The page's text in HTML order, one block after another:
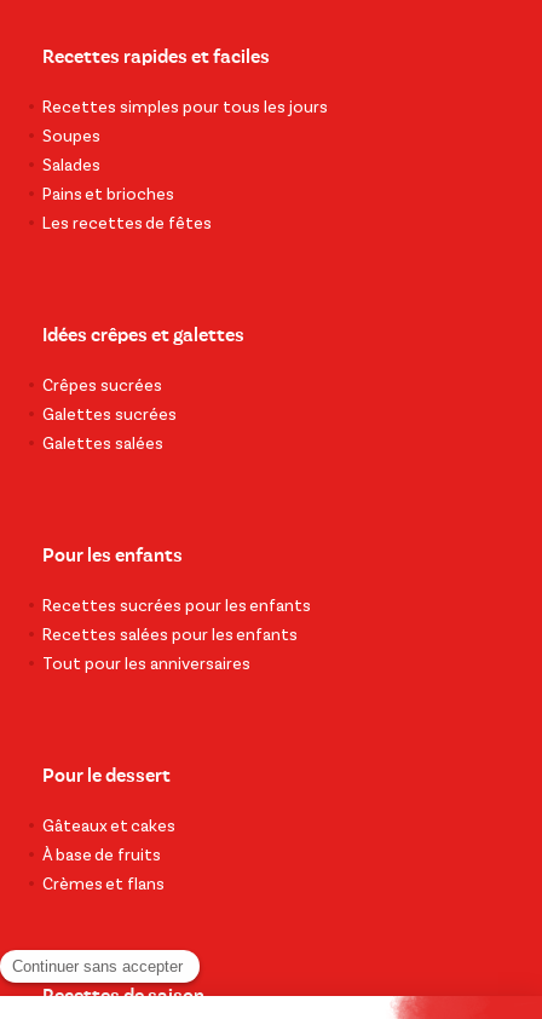
Recettes rapides et faciles
Recettes simples pour tous les jours
Soupes
Salades
Pains et brioches
Les recettes de fêtes
Idées crêpes et galettes
Crêpes sucrées
Galettes sucrées
Galettes salées
Pour les enfants
Recettes sucrées pour les enfants
Recettes salées pour les enfants
Tout pour les anniversaires
Pour le dessert
Gâteaux et cakes
À base de fruits
Crèmes et flans
Recettes de saison